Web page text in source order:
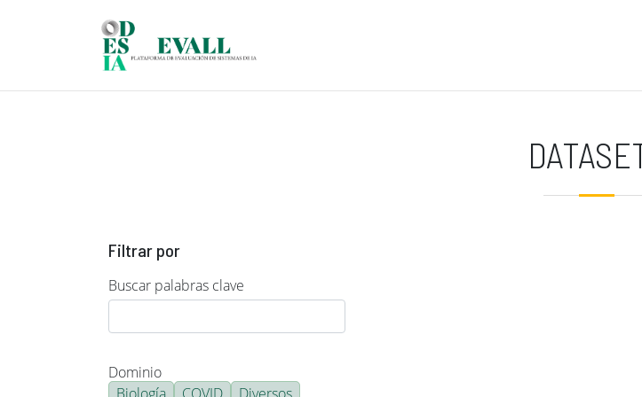
Filtrar por
Buscar palabras clave
Dominio